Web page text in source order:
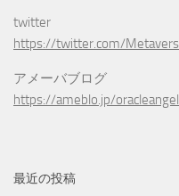
twitter
https://twitter.com/
アメーバブログ
https://ameblo.jp/
最近の投稿